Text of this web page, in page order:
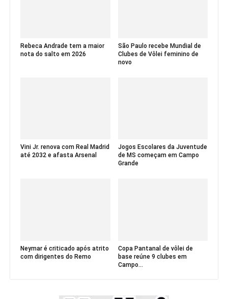
Rebeca Andrade tem a maior
nota do salto em 2026
São Paulo recebe Mundial de
Clubes de Vôlei feminino de
novo
Vini Jr. renova com Real Madrid
até 2032 e afasta Arsenal
Jogos Escolares da Juventude
de MS começam em Campo
Grande
Neymar é criticado após atrito
com dirigentes do Remo
Copa Pantanal de vôlei de
base reúne 9 clubes em
Campo...